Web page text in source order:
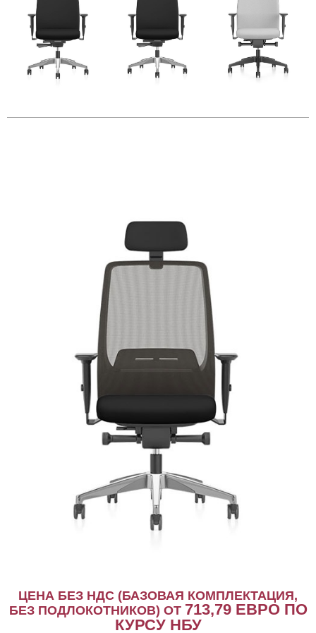
ЦЕНА БЕЗ НДС (БАЗОВАЯ КОМПЛЕКТАЦИЯ,
БЕЗ ПОДЛОКОТНИКОВ) ОТ 713,79ЕВРО ПО
КУРСУ НБУ